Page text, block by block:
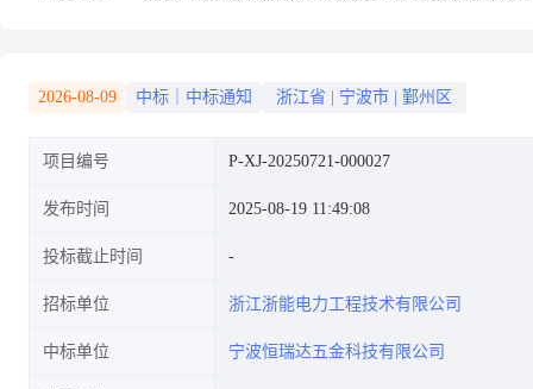
2026-08-09 中标｜中标通知 浙江省 宁波市 鄞州区
项目编号 P-XJ-20250721-000027
发布时间 2025-08-19 11:49:08
投标截止时间
招标单位 浙江浙能电力工程技术有限公司
中标单位 宁波恒瑞达五金科技有限公司